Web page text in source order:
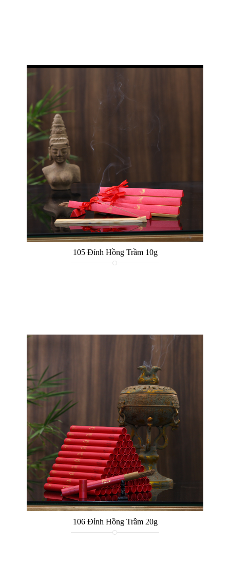
105 Đỉnh Hồng Trầm 10g
106 Đỉnh Hồng Trầm 20g